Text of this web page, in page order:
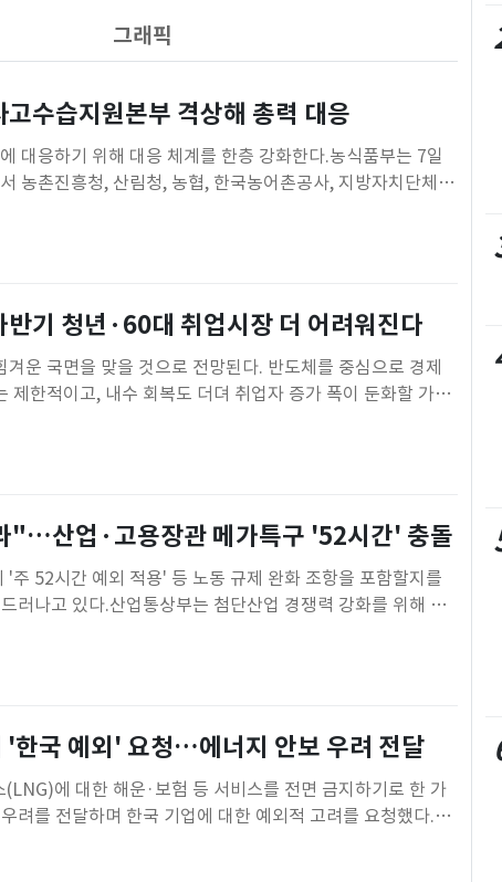
그래픽
수습지원본부 격상해 총력 대응
대응하기 위해 대응 체계를 한층 강화한다.농식품부는 7일
농촌진흥청, 산림청, 농협, 한국농어촌공사, 지방자치단체
대경보가, 전국 대부분 지역에는 폭염특보가 발효 중이며 당
기 청년·60대 취업시장 더 어려워진다
운 국면을 맞을 것으로 전망된다. 반도체를 중심으로 경제
제한적이고, 내수 회복도 더뎌 취업자 증가 폭이 둔화할 가능
책 대응이 시급하다는 지적이다.하반기 노동시장, 반도체
"…산업·고용장관 메가특구 '52시간' 충돌
주 52시간 예외 적용' 등 노동 규제 완화 조항을 포함할지를
러나고 있다.산업통상부는 첨단산업 경쟁력 강화를 위해 연
외 입법의 필요성은 실태를 근거로 판단해야 한다며 신중
'한국 예외' 요청…에너지 안보 우려 전달
에 대한 해운·보험 등 서비스를 전면 금지하기로 한 가
려를 전달하며 한국 기업에 대한 예외적 고려를 요청했다.산
고 밝혔다. 이번 회의는 영국 새 내각 출범에 맞춰 신임 통상